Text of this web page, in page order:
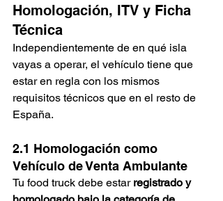
Homologación, ITV y Ficha
Técnica
Independientemente de en qué isla
vayas a operar, el vehículo tiene que
estar en regla con los mismos
requisitos técnicos que en el resto de
España.
2.1 Homologación como
Vehículo de Venta Ambulante
Tu food truck debe estar registrado y